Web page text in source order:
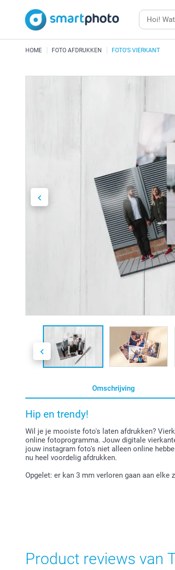
HOME FOTO AFDRUKKEN FOTO'S VIERKANT
Omschrijving
Hip en trendy!
Wil je je mooiste foto's laten afdrukken?
online fotoprogramma. Jouw digitale
jouw instagram foto's niet alleen online
nu heel voordelig afdrukken.
Opgelet: er kan 3 mm verloren gaan aan
Product reviews van